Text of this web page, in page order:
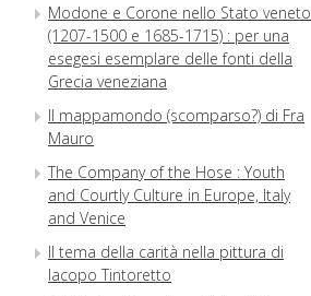
Modone e Corone nello Stato veneto
(1207-1500 e 1685-1715) : per una
esegesi esemplare delle fonti della
Grecia veneziana
Il mappamondo (scomparso?) di Fra
Mauro
The Company of the Hose : Youth
and Courtly Culture in Europe, Italy
and Venice
Il tema della carità nella pittura di
Iacopo Tintoretto